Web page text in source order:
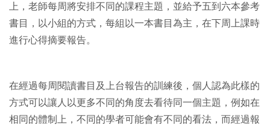
上，老師每周將安排不同的課程主題，並給予五到六本參考
書目，以小組的方式，每組以一本書目為主，在下周上課時
進行心得摘要報告。
在經過每周閱讀書目及上台報告的訓練後，個人認為此樣的
方式可以讓人以更多不同的角度去看待同一個主題，例如在
相同的體制上，不同的學者可能會有不同的看法，而經過報